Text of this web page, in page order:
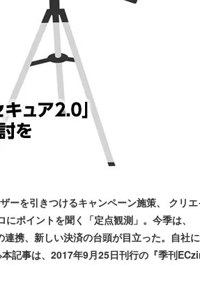
ーを引きつけるキャンペーン施策、 クリ
ポイントを聞く「定点観測」。今季は、
携、新しい決済の台頭が目立った。自社
記事は、2017年9月25日刊行の『季刊